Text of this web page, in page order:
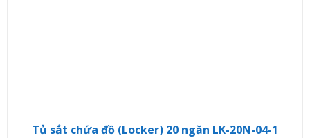
Tủ sắt chứa đồ (Locker) 20 ngăn LK-20N-04-1